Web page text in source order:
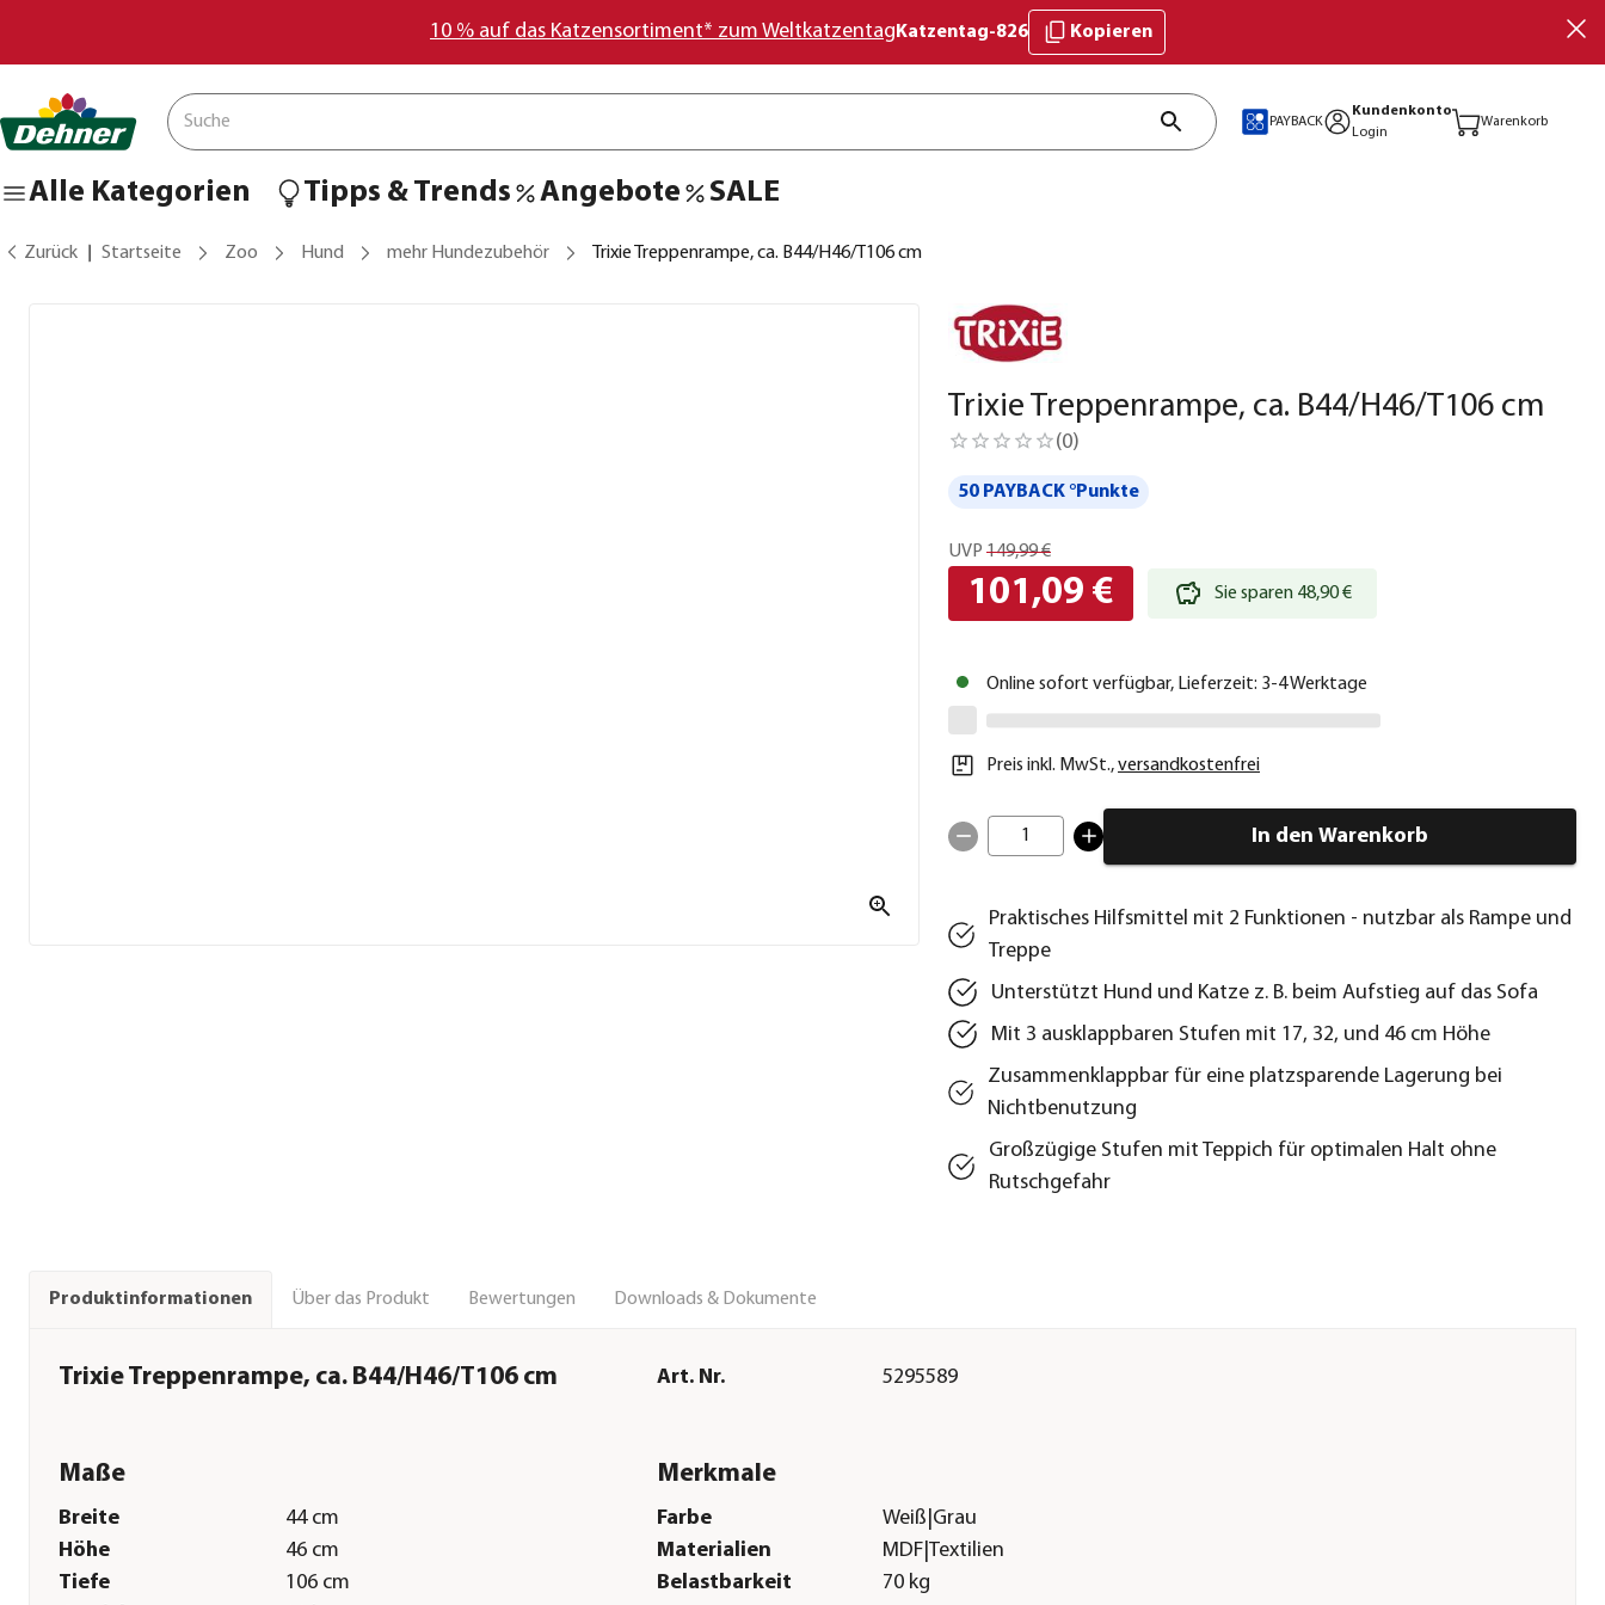
10 % auf das Katzensortiment* zum Weltkatzentag Katzentag-826 Kopieren
PAYBACK
Kundenkonto
Login
Warenkorb
Alle Kategorien Tipps & Trends Angebote SALE
Zurück Startseite Zoo Hund mehr Hundezubehör Trixie Treppenrampe, ca. B44/H46/T106 cm
Trixie Treppenrampe, ca. B44/H46/T106 cm
(0)
50 PAYBACK °Punkte
UVP 149,99 €
101,09 € Sie sparen 48,90 €
Online sofort verfügbar, Lieferzeit: 3-4 Werktage
Preis inkl. MwSt.,versandkostenfrei
1 In den Warenkorb
Praktisches Hilfsmittel mit 2 Funktionen - nutzbar als Rampe und
Treppe
Unterstützt Hund und Katze z. B. beim Aufstieg auf das Sofa
Mit 3 ausklappbaren Stufen mit 17, 32, und 46 cm Höhe
Zusammenklappbar für eine platzsparende Lagerung bei
Nichtbenutzung
Großzügige Stufen mit Teppich für optimalen Halt ohne
Rutschgefahr
Produktinformationen Über das Produkt Bewertungen Downloads & Dokumente
Trixie Treppenrampe, ca. B44/H46/T106 cm Art. Nr. 5295589
Maße
Breite
44 cm
Höhe
46 cm
Tiefe
106 cm
Merkmale
Farbe
Weiß|Grau
Materialien
MDF|Textilien
Belastbarkeit
70 kg